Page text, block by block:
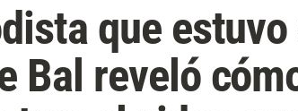
que
Bal reveló